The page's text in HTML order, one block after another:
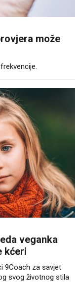
može
veganka
kćeri
9Coach za savjet
svog životnog stila